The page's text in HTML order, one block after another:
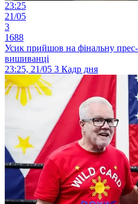
23:25
21/05
3
1688
Усик прийшов на фінальну
вишиванці
23:25, 21/05 3 Кадр дня